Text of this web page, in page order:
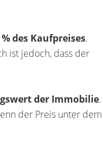
des Kaufpreises.
ist jedoch, dass der
der Immobilie.
der Preis unter dem